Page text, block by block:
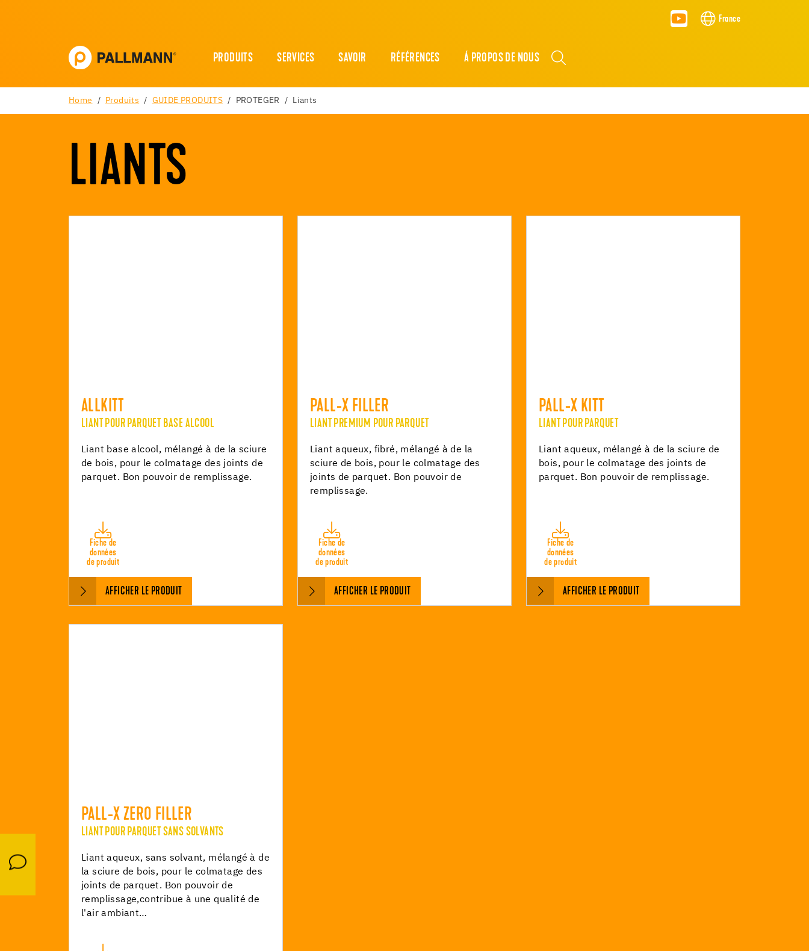
France
PRODUITS SERVICES SAVOIR RÉFÉRENCES Á PROPOS DE NOUS
Home Produits GUIDE PRODUITS PROTEGER Liants
LIANTS
ALLKITT
LIANT POUR PARQUET BASE ALCOOL
Liant base alcool, mélangé à de la sciure
de bois, pour le colmatage des joints de
parquet. Bon pouvoir de remplissage.
Fiche de
données
de produit
AFFICHER LE PRODUIT
PALL-X FILLER
LIANT PREMIUM POUR PARQUET
Liant aqueux, fibré, mélangé à de la
sciure de bois, pour le colmatage des
joints de parquet. Bon pouvoir de
remplissage.
Fiche de
données
de produit
AFFICHER LE PRODUIT
PALL-X KITT
LIANT POUR PARQUET
Liant aqueux, mélangé à de la sciure de
bois, pour le colmatage des joints de
parquet. Bon pouvoir de remplissage.
Fiche de
données
de produit
AFFICHER LE PRODUIT
PALL-X ZERO FILLER
LIANT POUR PARQUET SANS SOLVANTS
Liant aqueux, sans solvant, mélangé à de
la sciure de bois, pour le colmatage des
joints de parquet. Bon pouvoir de
remplissage,contribue à une qualité de
l'air ambiant…